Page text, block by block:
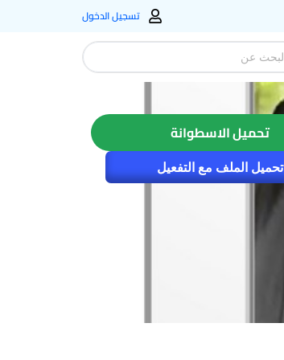
تسجيل الدخول
تحميل الاسطوانة
تحميل الملف مع التفعيل